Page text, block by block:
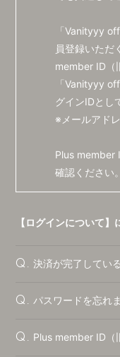
会員登録 ロ
「Vanityyy
員登録いただ
member ID（
「Vanityyy
グインIDとし
※メールアド
Plus member
確認ください。
【ログインについて
Q. 決済が完了してい
Q. パスワードを忘れ
Q. Plus member ID（